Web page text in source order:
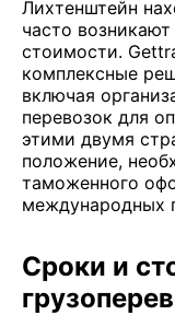
Лихтенштейн
часто
стоимости.
комплексные
включая
перевозок для
этими двумя
положение,
таможенного
международных
Сроки и